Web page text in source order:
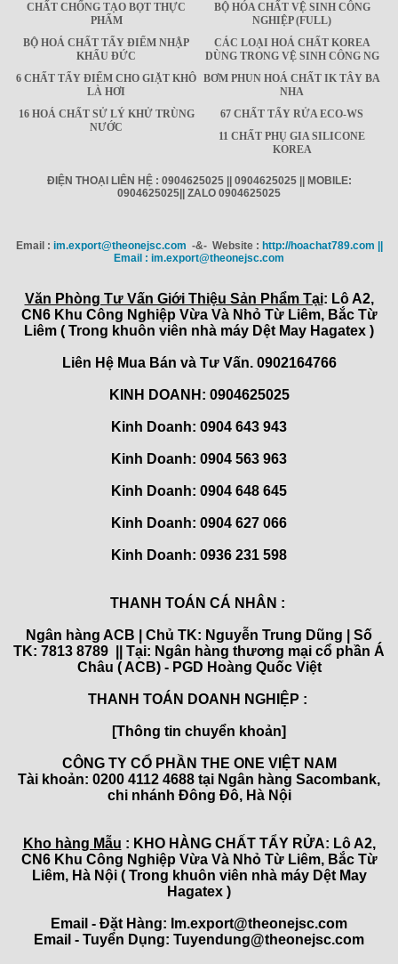
CHẤT CHỐNG TẠO BỌT THỰC
PHẨM
BỘ HÓA CHẤT VỆ SINH CÔNG
NGHIỆP (FULL)
BỘ HOÁ CHẤT TẨY ĐIỂM NHẬP
KHẨU ĐỨC
CÁC LOẠI HOÁ CHẤT KOREA
DÙNG TRONG VỆ SINH CÔNG NG
6 CHẤT TẨY ĐIỂM CHO GIẶT KHÔ
LÀ HƠI
BƠM PHUN HOÁ CHẤT IK TÂY BA
NHA
16 HOÁ CHẤT SỬ LÝ KHỬ TRÙNG
NƯỚC
67 CHẤT TẨY RỬA ECO-WS
11 CHẤT PHỤ GIA SILICONE
KOREA
ĐIỆN THOẠI LIÊN HỆ : 0904625025 || 0904625025 || MOBILE:
0904625025|| ZALO 0904625025
Email : im.export@theonejsc.com -&- Website : http://hoachat789.com ||
Email : im.export@theonejsc.com
Văn Phòng Tư Vấn Giới Thiệu Sản Phẩm Tại: Lô A2,
CN6 Khu Công Nghiệp Vừa Và Nhỏ Từ Liêm, Bắc Từ
Liêm ( Trong khuôn viên nhà máy Dệt May Hagatex )
Liên Hệ Mua Bán và Tư Vấn. 0902164766
KINH DOANH: 0904625025
Kinh Doanh: 0904 643 943
Kinh Doanh: 0904 563 963
Kinh Doanh: 0904 648 645
Kinh Doanh: 0904 627 066
Kinh Doanh: 0936 231 598
THANH TOÁN CÁ NHÂN :
Ngân hàng ACB | Chủ TK: Nguyễn Trung Dũng | Số
TK: 7813 8789 || Tại: Ngân hàng thương mại cổ phần Á
Châu ( ACB) - PGD Hoàng Quốc Việt
THANH TOÁN DOANH NGHIỆP :
[Thông tin chuyển khoản]
CÔNG TY CỔ PHẦN THE ONE VIỆT NAM
Tài khoản: 0200 4112 4688 tại Ngân hàng Sacombank,
chi nhánh Đông Đô, Hà Nội
Kho hàng Mẫu : KHO HÀNG CHẤT TẨY RỬA: Lô A2,
CN6 Khu Công Nghiệp Vừa Và Nhỏ Từ Liêm, Bắc Từ
Liêm, Hà Nội ( Trong khuôn viên nhà máy Dệt May
Hagatex )
Email - Đặt Hàng: Im.export@theonejsc.com
Email - Tuyển Dụng: Tuyendung@theonejsc.com